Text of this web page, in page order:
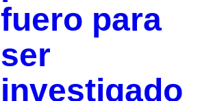
fuero para
ser
investigado